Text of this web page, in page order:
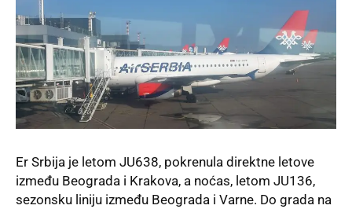
Er Srbija je letom JU638, pokrenula direktne letove
između Beograda i Krakova, a noćas, letom JU136,
sezonsku liniju između Beograda i Varne. Do grada na